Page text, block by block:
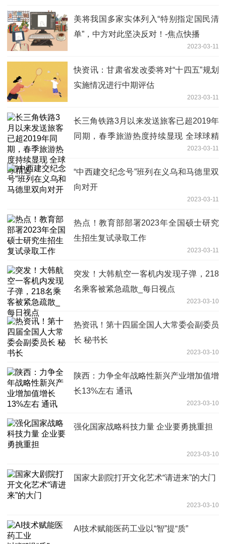
美将我国多家实体列入“特别指定国民清
单”，中方对此坚决反对！-焦点快播
2023-03-11
快资讯：甘肃省发改委将对“十四五”规划
实施情况进行中期评估
2023-03-11
长三角铁路3月以来发送旅客已超2019年
同期，春季旅游热度持续显现 全球球精
2023-03-11
“中西建交纪念号”班列在义乌和马德里双
向对开
2023-03-11
热点！教育部部署2023年全国硕士研究
生招生复试录取工作
2023-03-11
突发！大韩航空一客机内发现子弹，218
名乘客被紧急疏散_每日视点
2023-03-10
热资讯！第十四届全国人大常委会副委员
长 秘书长
2023-03-10
陕西：力争全年战略性新兴产业增加值增
长13%左右 通讯
2023-03-10
强化国家战略科技力量 企业要勇挑重担
2023-03-10
国家大剧院打开文化艺术“请进来”的大门
2023-03-10
AI技术赋能医药工业以“智”提“质”